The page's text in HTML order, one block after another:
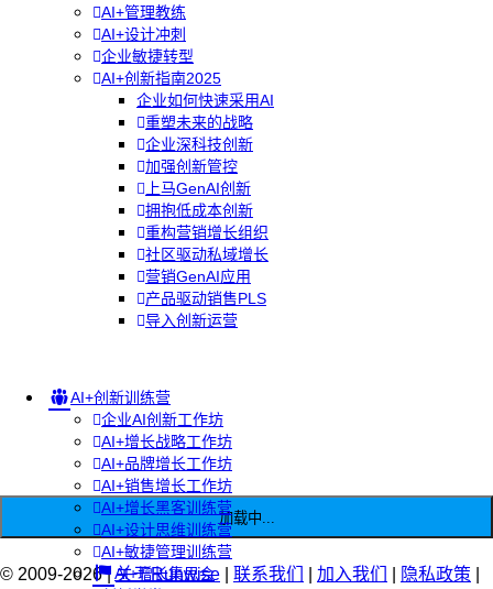
AI+管理教练
AI+设计冲刺
企业敏捷转型
AI+创新指南2025
企业如何快速采用AI
重塑未来的战略
企业深科技创新
加强创新管控
上马GenAI创新
拥抱低成本创新
重构营销增长组织
社区驱动私域增长
营销GenAI应用
产品驱动销售PLS
导入创新运营
AI+创新训练营
企业AI创新工作坊
AI+增长战略工作坊
AI+品牌增长工作坊
AI+销售增长工作坊
AI+增长黑客训练营
AI+设计思维训练营
AI+敏捷管理训练营
AI+增长集思会
具备供应链战略创新能力企业将占领先机。 近年来，人工智能
领域的投资增长迅猛： 机器人和无人驾驶汽车、计算机视觉、
虚拟助手、机器学习等是热门领域。
加载中...
© 2009-2026 |关于Runwise 联系我们 加入我们 隐私政策